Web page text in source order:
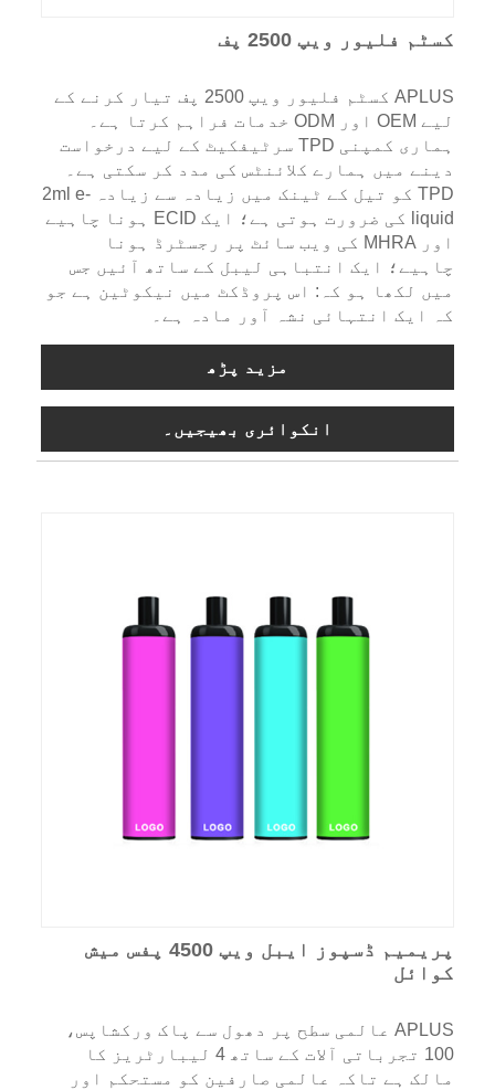
کسٹم فلیور ویپ 2500 پف
APLUS کسٹم فلیور ویپ 2500 پف تیار کرنے کے
لیے OEM اور ODM خدمات فراہم کرتا ہے۔
ہماری کمپنی TPD سرٹیفکیٹ کے لیے درخواست
دینے میں ہمارے کلائنٹس کی مدد کر سکتی ہے۔
TPD کو تیل کے ٹینک میں زیادہ سے زیادہ 2ml e-
liquid کی ضرورت ہوتی ہے؛ ایک ECID ہونا چاہیے
اور MHRA کی ویب سائٹ پر رجسٹرڈ ہونا
چاہیے؛ ایک انتباہی لیبل کے ساتھ آئیں جس
میں لکھا ہو کہ: اس پروڈکٹ میں نیکوٹین ہے جو
کہ ایک انتہائی نشہ آور مادہ ہے۔
مزید پڑھ
انکوائری بھیجیں۔
پریمیم ڈسپوز ایبل ویپ 4500 پفس میش
کوائل
APLUS عالمی سطح پر دھول سے پاک ورکشاپس،
100 تجرباتی آلات کے ساتھ 4 لیبارٹریز کا
مالک ہے تاکہ عالمی صارفین کو مستحکم اور